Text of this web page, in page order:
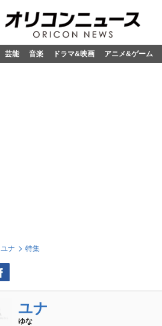
芸能 音楽 ドラマ&映画 アニメ&ゲーム
ユナ 特集
ユナ
ゆな